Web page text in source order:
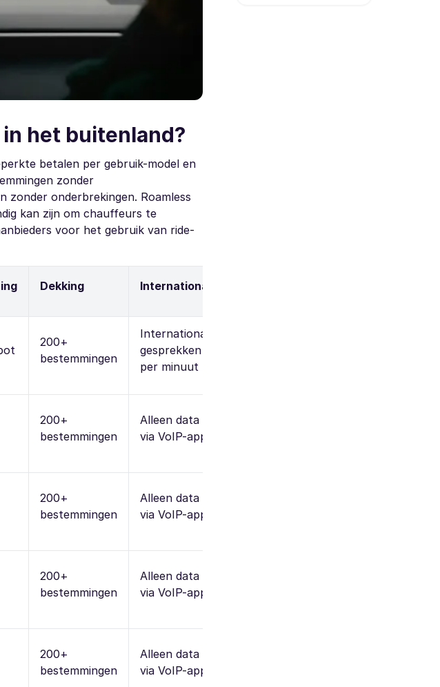
het buitenland?
betalen per gebruik-model en
zonder
zonder onderbrekingen. Roamless
kan zijn om chauffeurs te
voor het gebruik van ride-
Dekking Internationale belfunctie
200+
bestemmingen
Internationale
gesprekken vanaf $0.01
per minuut
200+
bestemmingen
Alleen data (gesprekken
via VoIP-apps)
200+
bestemmingen
Alleen data (gesprekken
via VoIP-apps)
200+
bestemmingen
Alleen data (gesprekken
via VoIP-apps)
200+
bestemmingen
Alleen data (gesprekken
via VoIP-apps)